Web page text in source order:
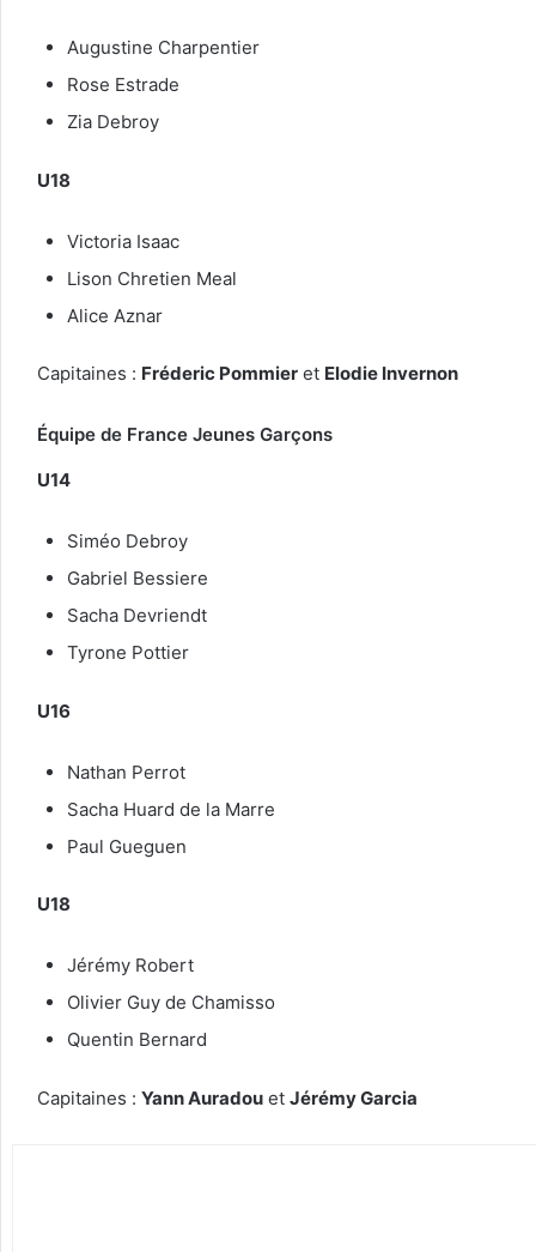
Augustine Charpentier
Rose Estrade
Zia Debroy
U18
Victoria Isaac
Lison Chretien Meal
Alice Aznar
Capitaines : Fréderic Pommier et Elodie Invernon
Équipe de France Jeunes Garçons
U14
Siméo Debroy
Gabriel Bessiere
Sacha Devriendt
Tyrone Pottier
U16
Nathan Perrot
Sacha Huard de la Marre
Paul Gueguen
U18
Jérémy Robert
Olivier Guy de Chamisso
Quentin Bernard
Capitaines : Yann Auradou et Jérémy Garcia